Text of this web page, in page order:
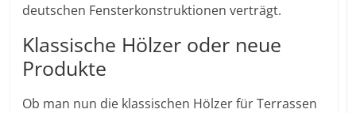
deutschen Fensterkonstruktionen verträgt.
Klassische Hölzer oder neue
Produkte
Ob man nun die klassischen Hölzer für Terrassen